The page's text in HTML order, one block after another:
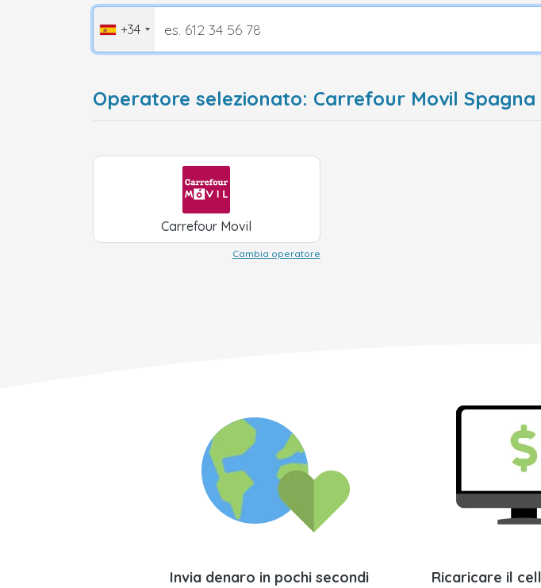
+34
Operatore selezionato: Carrefour Movil Spagna
Carrefour Movil
Cambia operatore
Invia denaro in pochi secondi Ricaricare il